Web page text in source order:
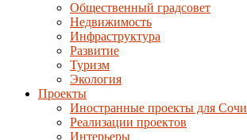
Общественный градсовет
Недвижимость
Инфраструктура
Развитие
Туризм
Экология
Проекты
Иностранные проекты для Сочи
Реализации проектов
Интерьеры